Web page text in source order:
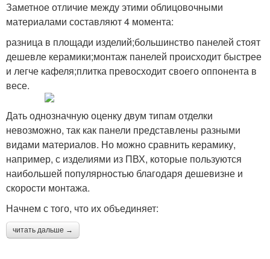
Заметное отличие между этими облицовочными
материалами составляют 4 момента:
разница в площади изделий;большинство панелей стоят
дешевле керамики;монтаж панелей происходит быстрее
и легче кафеля;плитка превосходит своего оппонента в
весе.
Дать однозначную оценку двум типам отделки
невозможно, так как панели представлены разными
видами материалов. Но можно сравнить керамику,
например, с изделиями из ПВХ, которые пользуются
наибольшей популярностью благодаря дешевизне и
скорости монтажа.
Начнем с того, что их объединяет:
читать дальше →